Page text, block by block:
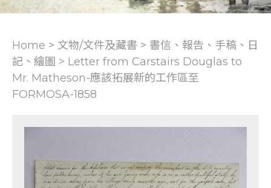
Home > 文物/文件及藏書 > 書信、報告、手稿、日
記、繪圖 > Letter from Carstairs Douglas to
Mr. Matheson-應該拓展新的工作區至
FORMOSA-1858